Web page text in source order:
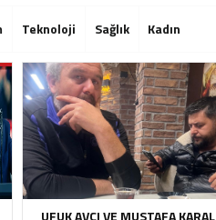
Not Alıyor
Teknoloji Sağlık Kadın
UFUK AVCI VE MUSTAFA KARAL